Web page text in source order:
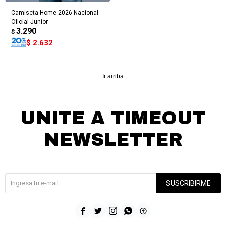
Camiseta Home 2026 Nacional
Oficial Junior
$ 3.290
$ 2.632
Ir arriba
UNITE A TIMEOUT
NEWSLETTER
SUSCRIBIRME
    